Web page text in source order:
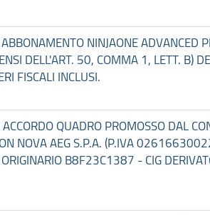
NINJAONE ADVANCED
DELL'ART. 50, COMMA 1, LETT. B)
FISCALI INCLUSI.
QUADRO PROMOSSO DAL
NOVA AEG S.P.A. (P.IVA
B8F23C1387 - CIG